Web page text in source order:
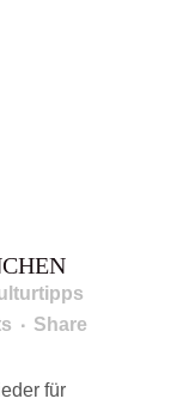
Share
für